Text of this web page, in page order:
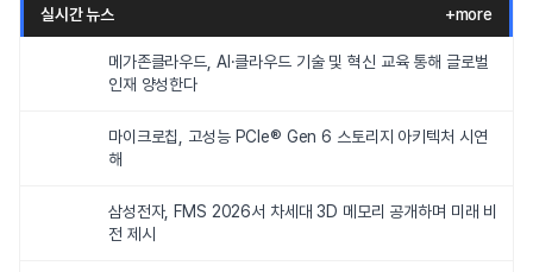
실시간 뉴스 +more
메가존클라우드, AI·클라우드 기술 및 혁신 교육 통해 글로벌
인재 양성한다
마이크로칩, 고성능 PCIe® Gen 6 스토리지 아키텍처 시연
해
삼성전자, FMS 2026서 차세대 3D 메모리 공개하며 미래 비
전 제시